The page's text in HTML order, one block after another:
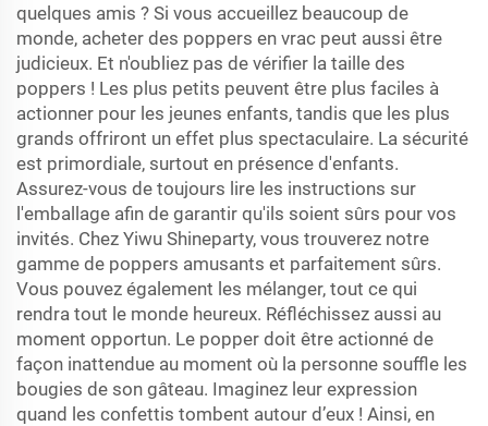
quelques amis ? Si vous accueillez beaucoup de
monde, acheter des poppers en vrac peut aussi être
judicieux. Et n'oubliez pas de vérifier la taille des
poppers ! Les plus petits peuvent être plus faciles à
actionner pour les jeunes enfants, tandis que les plus
grands offriront un effet plus spectaculaire. La sécurité
est primordiale, surtout en présence d'enfants.
Assurez-vous de toujours lire les instructions sur
l'emballage afin de garantir qu'ils soient sûrs pour vos
invités. Chez Yiwu Shineparty, vous trouverez notre
gamme de poppers amusants et parfaitement sûrs.
Vous pouvez également les mélanger, tout ce qui
rendra tout le monde heureux. Réfléchissez aussi au
moment opportun. Le popper doit être actionné de
façon inattendue au moment où la personne souffle les
bougies de son gâteau. Imaginez leur expression
quand les confettis tombent autour d’eux ! Ainsi, en